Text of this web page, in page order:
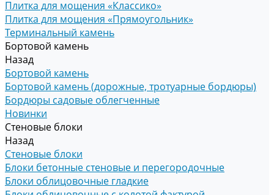
Плитка для мощения «Классико»
Плитка для мощения «Прямоугольник»
Терминальный камень
Бортовой камень
Назад
Бортовой камень
Бортовой камень (дорожные, тротуарные бордюры)
Бордюры садовые облегченные
Новинки
Стеновые блоки
Назад
Стеновые блоки
Блоки бетонные стеновые и перегородочные
Блоки облицовочные гладкие